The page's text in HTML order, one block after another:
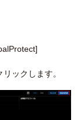
ックします。